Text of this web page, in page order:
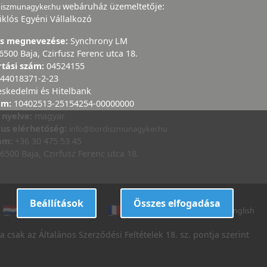
webáruház üzemeltetője:
Egyéni Vállalkozó
megnevezése: Synchrony LM
6500 Baja, Czirfusz Ferenc utca 18.
szám: 04524155
44018371-2-23
és Hitelbank
10402513-25154254-00000000
magyar
elérhetőség:
info@bordiszmunagyker.hu
+36 30 475 53 45
6500 Baja, Czirfusz Ferenc utca 18.
dutch danish french italian english
az Általános Szerződési Feltételek 18. sz. pontja szerint
Beállítások Összes elfogadása